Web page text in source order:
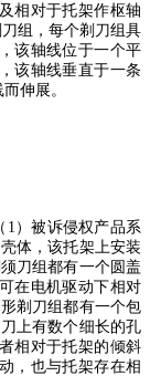
相对于托架作枢轴
组，每个剃刀组具
该轴线位于一个平
该轴线垂直于一条
伸展。
1 ）被诉侵权产品系
体，该托架上安装
刀组都有一个圆盖
在电机驱动下相对
剃刀组都有一个包
上有数个细长的孔
相对于托架的倾斜
，也与托架存在相